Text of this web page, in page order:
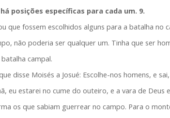
posições específicas para cada um. 9.
que fossem escolhidos alguns para a batalha no
não poderia ser qualquer um. Tinha que ser
campal.
disse Moisés a Josué: Escolhe-nos homens, e
eu estarei no cume do outeiro, e a vara de Deus
os que sabiam guerrear no campo. Para o